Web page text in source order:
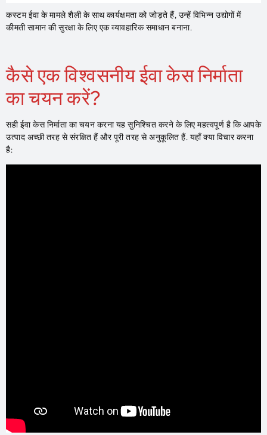
कस्टम ईवा के मामले शैली के साथ कार्यक्षमता को जोड़ते हैं, उन्हें विभिन्न उद्योगों में
कीमती सामान की सुरक्षा के लिए एक व्यावहारिक समाधान बनाना.
कैसे एक विश्वसनीय ईवा केस निर्माता
का चयन करें?
सही ईवा केस निर्माता का चयन करना यह सुनिश्चित करने के लिए महत्वपूर्ण है कि आपके
उत्पाद अच्छी तरह से संरक्षित हैं और पूरी तरह से अनुकूलित हैं. यहाँ क्या विचार करना
है: